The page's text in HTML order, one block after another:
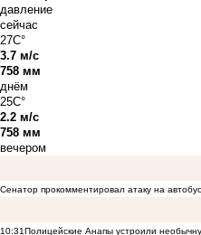
давление
сейчас
27C°
3.7 м/с
758 мм
днём
25C°
2.2 м/с
758 мм
вечером
Сенатор прокомментировал атаку на
10:31Полицейские Анапы устроили